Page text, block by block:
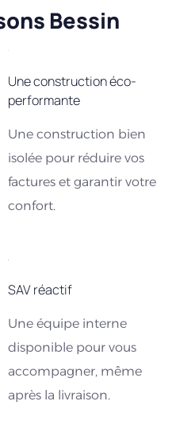
Bessin
Une construction éco-
performante
Une construction bien
isolée pour réduire vos
factures et garantir votre
confort.
SAV réactif
Une équipe interne
disponible pour vous
accompagner, même
après la livraison.